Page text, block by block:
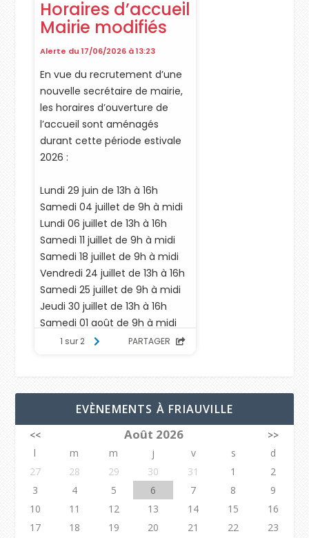
EVÈNEMENTS À FRIAUVILLE
<< Août 2026
>>
l
m m j v s
d
27
28 29 30 31 1
2
3
4 5 6 7 8
9
10
11 12 13 14 15
16
17
18 19 20 21 22
23